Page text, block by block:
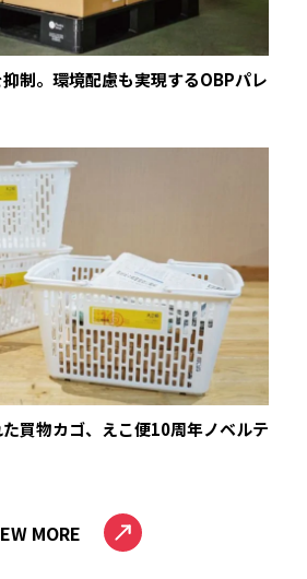
制。環境配慮も実現するOBPパレ
買物カゴ、えこ便10周年ノベルテ
MORE